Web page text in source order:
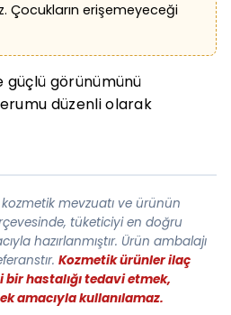
Çocukların erişemeyeceği
güçlü görünümünü
düzenli olarak
kozmetik mevzuatı ve ürünün
tüketiciyi en doğru
hazırlanmıştır. Ürün ambalajı
Kozmetik ürünler ilaç
hastalığı tedavi etmek,
amacıyla kullanılamaz.